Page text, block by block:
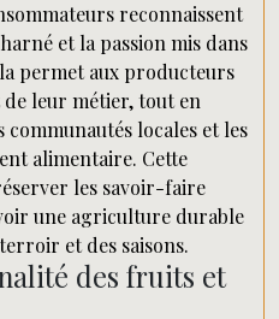
reconnaissent
et la passion mis dans
permet aux producteurs
leur métier, tout en
locales et les
alimentaire. Cette
les savoir-faire
une agriculture durable
et des saisons.
des fruits et